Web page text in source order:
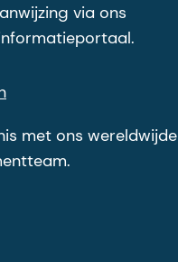
via ons
met ons wereldwijde